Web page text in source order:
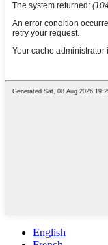
English